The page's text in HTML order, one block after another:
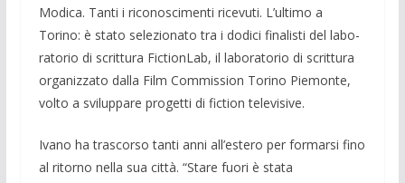
Modica. Tanti i riconosci­menti ricevuti. L’ultimo a
Torino: è stato selezionato tra i dodici finalisti del labo­
ratorio di scrittura FictionLab, il labora­torio di scrittura
organizzato dalla Film Commission Torino Piemonte,
volto a sviluppare progetti di fiction televisive.
Ivano ha trascorso tanti anni all’estero per formarsi fino
al ritorno nella sua cit­tà. “Stare fuori è stata